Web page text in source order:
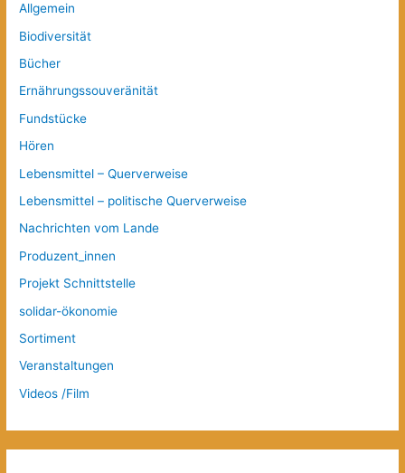
Allgemein
Biodiversität
Bücher
Ernährungssouveränität
Fundstücke
Hören
Lebensmittel – Querverweise
Lebensmittel – politische Querverweise
Nachrichten vom Lande
Produzent_innen
Projekt Schnittstelle
solidar-ökonomie
Sortiment
Veranstaltungen
Videos /Film